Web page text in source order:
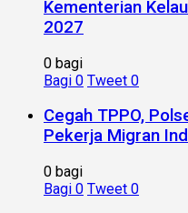
Kementerian
2027
0 bagi
Bagi 0 Tweet 0
Cegah TPPO,
Pekerja Migran
0 bagi
Bagi 0 Tweet 0